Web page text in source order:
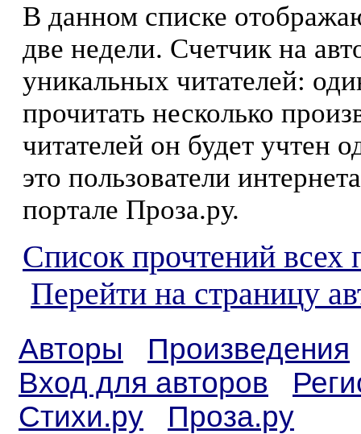
В данном списке
две недели. Счетчик на
уникальных читателей:
прочитать несколько
читателей он будет учтен
это пользователи
портале Проза.ру.
Список прочтений всех
Перейти на страницу
Авторы
Произведения
Вход для авторов
Стихи.ру
Проза.ру